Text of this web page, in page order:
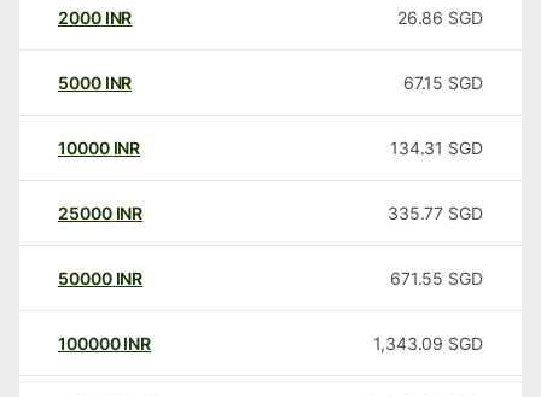
2000 INR 26.86 SGD
5000 INR 67.15 SGD
10000 INR 134.31 SGD
25000 INR 335.77 SGD
50000 INR 671.55 SGD
100000 INR 1,343.09 SGD